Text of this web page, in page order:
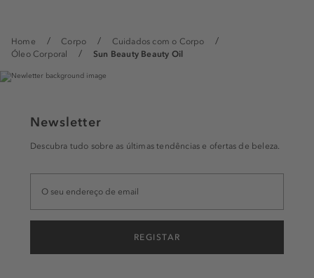
Home Corpo
Cuidados com o Corpo
Óleo Corporal
Sun Beauty Beauty Oil
Newsletter
Descubra tudo sobre as últimas tendências e ofertas de beleza.
REGISTAR